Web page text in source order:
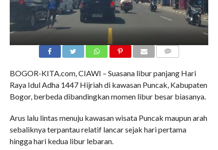
BOGOR-KITA.com, CIAWI – Suasana libur panjang Hari
Raya Idul Adha 1447 Hijriah di kawasan Puncak, Kabupaten
Bogor, berbeda dibandingkan momen libur besar biasanya.
Arus lalu lintas menuju kawasan wisata Puncak maupun arah
sebaliknya terpantau relatif lancar sejak hari pertama
hingga hari kedua libur lebaran.